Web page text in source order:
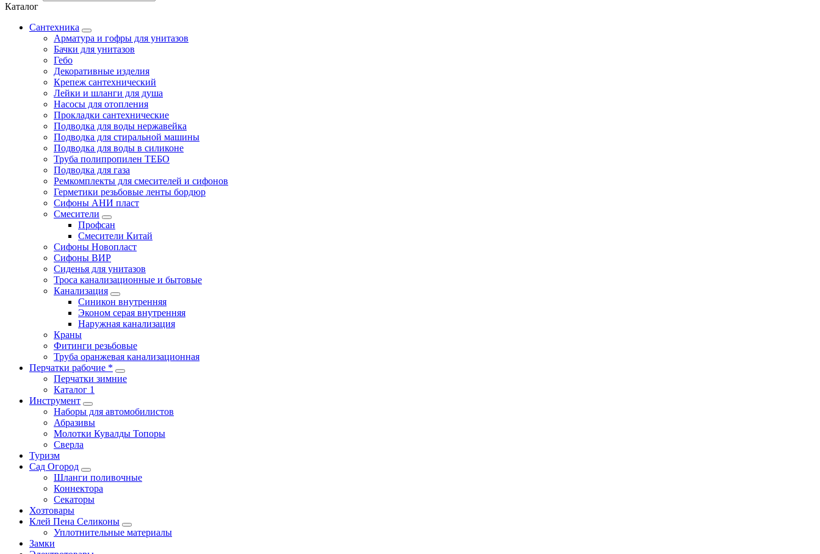
Каталог
Сантехника
Арматура и гофры для унитазов
Бачки для унитазов
Гебо
Декоративные изделия
Крепеж сантехнический
Лейки и шланги для душа
Насосы для отопления
Прокладки сантехнические
Подводка для воды нержавейка
Подводка для стиральной машины
Подводка для воды в силиконе
Труба полипропилен ТЕБО
Подводка для газа
Ремкомплекты для смесителей и сифонов
Герметики резьбовые ленты бордюр
Сифоны АНИ пласт
Смесители
Профсан
Смесители Китай
Сифоны Новопласт
Сифоны ВИР
Сиденья для унитазов
Троса канализационные и бытовые
Канализация
Синикон внутренняя
Эконом серая внутренняя
Наружная канализация
Краны
Фитинги резьбовые
Труба оранжевая канализационная
Перчатки рабочие *
Перчатки зимние
Каталог 1
Инструмент
Наборы для автомобилистов
Абразивы
Молотки Кувалды Топоры
Сверла
Туризм
Сад Огород
Шланги поливочные
Коннектора
Секаторы
Хозтовары
Клей Пена Селиконы
Уплотнительные материалы
Замки